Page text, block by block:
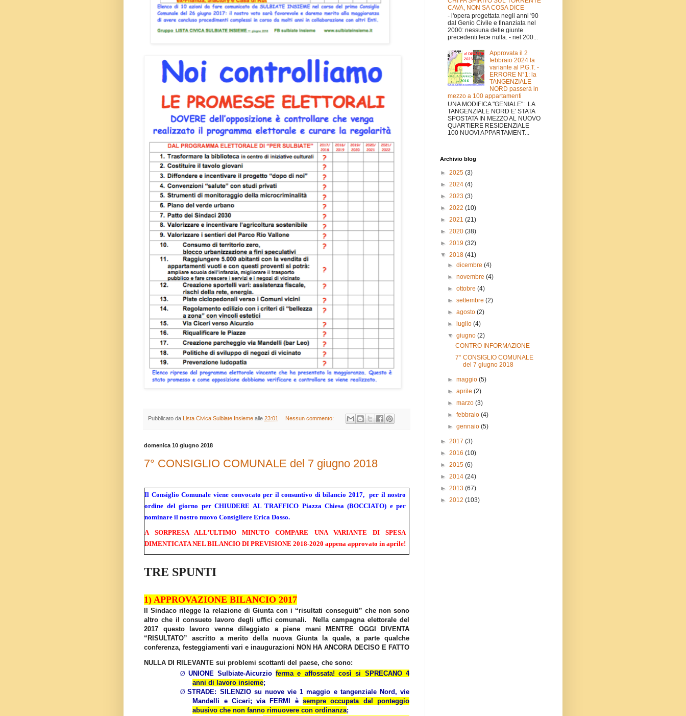
Pubblicato da Lista Civica Sulbiate Insieme alle 23:01 Nessun commento:
domenica 10 giugno 2018
7° CONSIGLIO COMUNALE del 7 giugno 2018
Il Consiglio Comunale viene convocato per il consuntivo di bilancio 2017, per il nostro
ordine del giorno per CHIUDERE AL TRAFFICO Piazza Chiesa (BOCCIATO) e per
nominare il nostro nuovo Consigliere Erica Dosso.
A SORPRESA ALL’ULTIMO MINUTO COMPARE UNA VARIANTE DI SPESA
DIMENTICATA NEL BILANCIO DI PREVISIONE 2018-2020 appena approvato in aprile!
TRE SPUNTI
1) APPROVAZIONE BILANCIO 2017
Il Sindaco rilegge la relazione di Giunta con i “risultati conseguiti” che non sono
altro che il consueto lavoro degli uffici comunali. Nella campagna elettorale del
2017 questo lavoro venne dileggiato a piene mani MENTRE OGGI DIVENTA
“RISULTATO” ascritto a merito della nuova Giunta la quale, a parte qualche
conferenza, festeggiamenti vari e inaugurazioni NON HA ANCORA DECISO E FATTO
NULLA DI RILEVANTE sui problemi scottanti del paese, che sono:
Ø UNIONE Sulbiate-Aicurzioferma e affossata! così si SPRECANO 4
anni di lavoro insieme;
Ø STRADE: SILENZIO su nuove vie 1 maggio e tangenziale Nord, vie
Mandelli e Ciceri; via FERMI èsempre occupata dal ponteggio
abusivo che non fanno rimuovere con ordinanza;
CAVA, NON SA COSA DICE
- l'opera progettata negli anni '90
dal Genio Civile e finanziata nel
2000: nessuna delle giunte
precedenti fece nulla. - nel 200...
Approvata il 2
febbraio 2024 la
variante al P.G.T. -
ERRORE N°1: la
TANGENZIALE
NORD passerà in
mezzo a 100 appartamenti
UNA MODIFICA "GENIALE": LA
TANGENZIALE NORD E' STATA
SPOSTATA IN MEZZO AL NUOVO
QUARTIERE RESIDENZIALE
100 NUOVI APPARTAMENT...
Archivio blog
► 2025 (3)
► 2024 (4)
► 2023 (3)
► 2022 (10)
► 2021 (21)
► 2020 (38)
► 2019 (32)
▼ 2018 (41)
►dicembre(4)
►novembre(4)
►ottobre(4)
►settembre(2)
►agosto(2)
►
luglio(4)
▼giugno(2)
CONTRO INFORMAZIONE
7° CONSIGLIO COMUNALE
del 7 giugno 2018
►maggio(5)
►aprile(2)
►marzo(3)
►febbraio(4)
►gennaio(5)
► 2017 (3)
► 2016 (10)
► 2015 (6)
► 2014 (24)
► 2013 (67)
► 2012 (103)